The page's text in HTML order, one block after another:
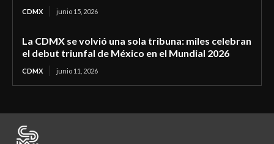
CDMX junio 15, 2026
La CDMX se volvió una sola tribuna: miles celebran
el debut triunfal de México en el Mundial 2026
CDMX junio 11, 2026